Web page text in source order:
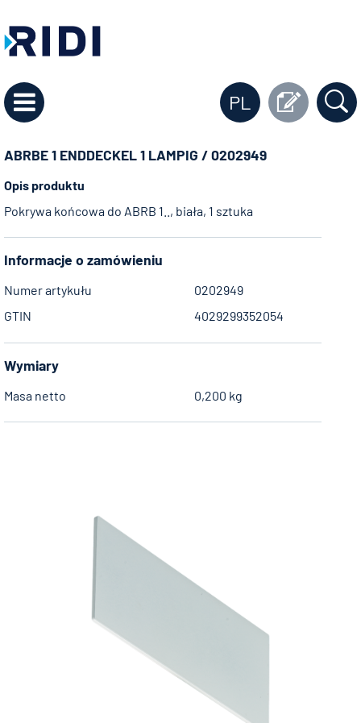
PL
ABRBE 1 ENDDECKEL 1 LAMPIG / 0202949
Opis produktu
Pokrywa końcowa do ABRB 1.., biała, 1 sztuka
Informacje o zamówieniu
Numer artykułu
0202949
GTIN
4029299352054
Wymiary
Masa netto 0,200 kg